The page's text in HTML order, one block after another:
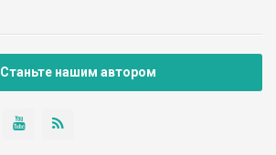
Станьте нашим автором